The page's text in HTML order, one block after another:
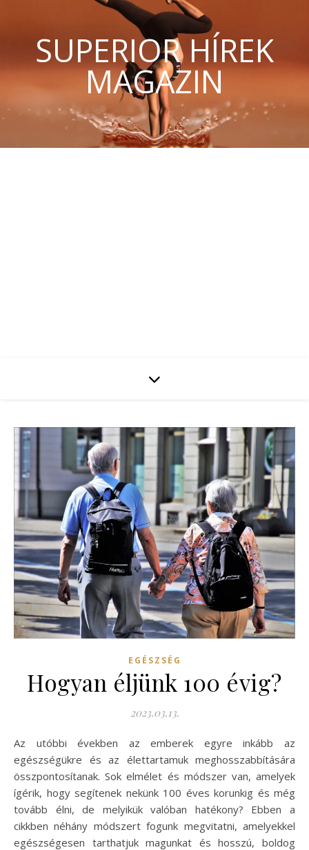
SUPERIOR HÍREK
MAGAZIN
EGÉSZSÉG
Hogyan éljünk 100 évig?
2023.03.13.
Az utóbbi években az emberek egyre inkább az
egészségükre és az élettartamuk meghosszabbítására
összpontosítanak. Sok elmélet és módszer van, amelyek
ígérik, hogy segítenek nekünk 100 éves korunkig és még
tovább élni, de melyikük valóban hatékony? Ebben a
cikkben néhány módszert fogunk megvitatni, amelyekkel
egészségesen tarthatjuk magunkat és hosszú, boldog